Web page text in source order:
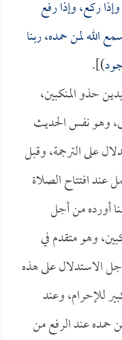
ركع، وإذا رفع
الله لمن حمده، ربنا
)].
حذو المنكبين،
وهو نفس الحديث
على الترجمة، وقبل
عند افتتاح الصلاة
أورده من أجل
وهو متقدم في
الاستدلال على هذه
للإحرام، وعند
حمده عند الرفع من